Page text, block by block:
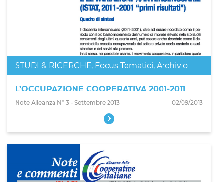
STUDI & RICERCHE, Focus Tematici, Archivio
L’OCCUPAZIONE COOPERATIVA 2001-2011
Note Alleanza N° 3 - Settembre 2013 02/09/2013